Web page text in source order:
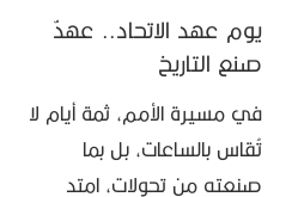
يوم عهد الاتحاد.. عهدٌ
صنع التاريخ
في مسيرة الأمم، ثمة أيام لا
تُقاس بالساعات، بل بما
صنعته من تحولات، امتد